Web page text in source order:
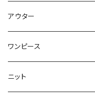
トップス
ブラウス
Tシャツ
アウター
ジャケット
コート
ワンピース
ニット